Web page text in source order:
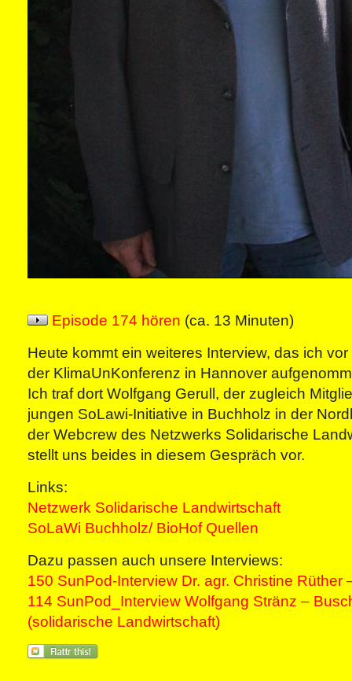
Episode 174 hören (ca. 13 Minuten)
Heute kommt ein weiteres Interview, das ich
der KlimaUnKonferenz in Hannover
Ich traf dort Wolfgang Gerull, der zugleich
jungen SoLawi-Initiative in Buchholz in der
der Webcrew des Netzwerks Solidarische
stellt uns beides in diesem Gespräch vor.
Links:
Netzwerk Solidarische Landwirtschaft
SoLaWi Buchholz/ BioHof Quellen
Dazu passen auch unsere Interviews:
150 SunPod-Interview Dr. agr. Christine Rüther
114 SunPod_Interview Wolfgang Stränz –
(solidarische Landwirtschaft)